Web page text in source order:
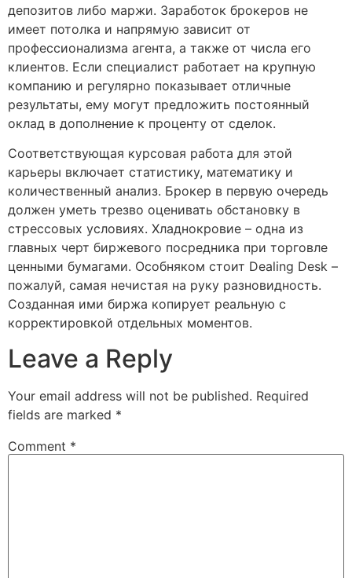
депозитов либо маржи. Заработок брокеров не
имеет потолка и напрямую зависит от
профессионализма агента, а также от числа его
клиентов. Если специалист работает на крупную
компанию и регулярно показывает отличные
результаты, ему могут предложить постоянный
оклад в дополнение к проценту от сделок.
Соответствующая курсовая работа для этой
карьеры включает статистику, математику и
количественный анализ. Брокер в первую очередь
должен уметь трезво оценивать обстановку в
стрессовых условиях. Хладнокровие – одна из
главных черт биржевого посредника при торговле
ценными бумагами. Особняком стоит Dealing Desk –
пожалуй, самая нечистая на руку разновидность.
Созданная ими биржа копирует реальную с
корректировкой отдельных моментов.
Leave a Reply
Your email address will not be published. Required
fields are marked *
Comment *